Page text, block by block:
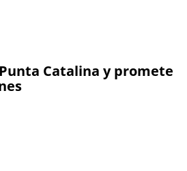
Catalina y promete